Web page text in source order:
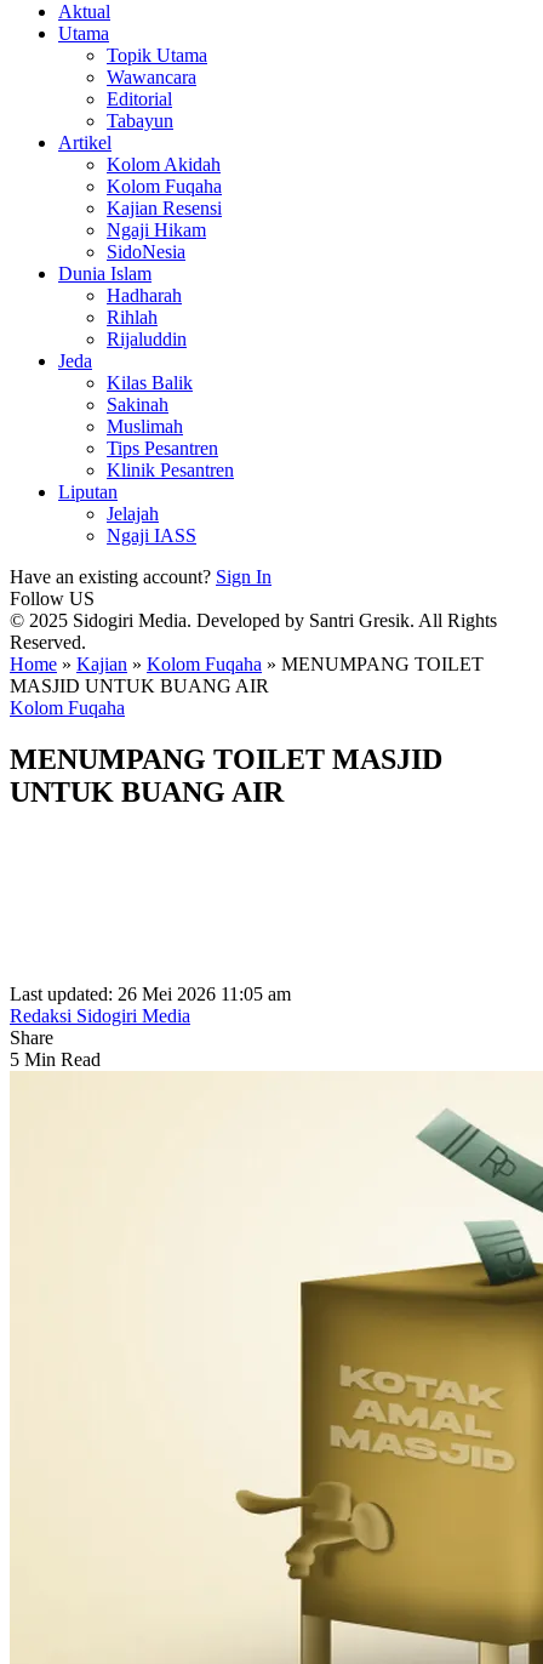
Aktual
Utama
Topik Utama
Wawancara
Editorial
Tabayun
Artikel
Kolom Akidah
Kolom Fuqaha
Kajian Resensi
Ngaji Hikam
SidoNesia
Dunia Islam
Hadharah
Rihlah
Rijaluddin
Jeda
Kilas Balik
Sakinah
Muslimah
Tips Pesantren
Klinik Pesantren
Liputan
Jelajah
Ngaji IASS
Have an existing account? Sign In
Follow US
© 2025 Sidogiri Media. Developed by Santri Gresik. All Rights
Reserved.
Home » Kajian » Kolom Fuqaha » MENUMPANG TOILET
MASJID UNTUK BUANG AIR
Kolom Fuqaha
MENUMPANG TOILET MASJID
UNTUK BUANG AIR
Last updated: 26 Mei 2026 11:05 am
Redaksi Sidogiri Media
Share
5 Min Read